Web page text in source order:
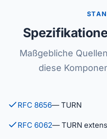
Maßgebliche
diese
RFC 8656— TURN
RFC 6062— TURN